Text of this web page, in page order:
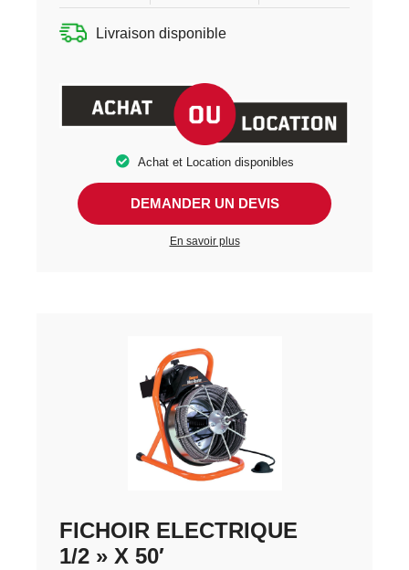
Livraison disponible
Achat et Location disponibles
DEMANDER UN DEVIS
En savoir plus
FICHOIR ELECTRIQUE
1/2 » X 50′